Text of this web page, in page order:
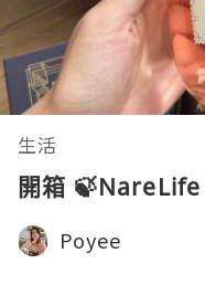
生活
開箱 🍃NareLife
Poyee